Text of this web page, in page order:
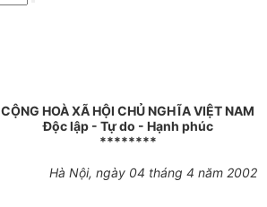
CỘNG HOÀ XÃ HỘI CHỦ NGHĨA VIỆT NAM
Độc lập - Tự do - Hạnh phúc
********
Hà Nội, ngày 04 tháng 4 năm 2002